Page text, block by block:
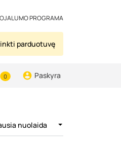
PROGRAMA
parduotuvę
0 Paskyra
nuolaida